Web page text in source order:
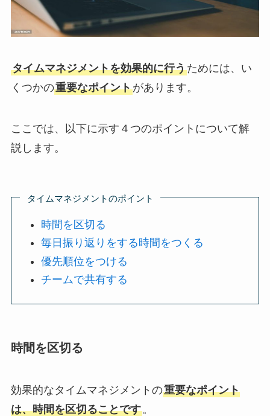
タイムマネジメントを効果的に行うためには、い
くつかの重要なポイントがあります。
ここでは、以下に示す４つのポイントについて解
説します。
タイムマネジメントのポイント
時間を区切る
毎日振り返りをする時間をつくる
優先順位をつける
チームで共有する
時間を区切る
効果的なタイムマネジメントの重要なポイント
は、時間を区切ることです。